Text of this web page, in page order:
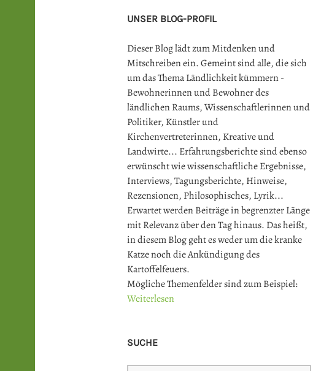
UNSER BLOG-PROFIL
Dieser Blog lädt zum Mitdenken und
Mitschreiben ein. Gemeint sind alle, die sich
um das Thema Ländlichkeit kümmern -
Bewohnerinnen und Bewohner des
ländlichen Raums, Wissenschaftlerinnen und
Politiker, Künstler und
Kirchenvertreterinnen, Kreative und
Landwirte... Erfahrungsberichte sind ebenso
erwünscht wie wissenschaftliche Ergebnisse,
Interviews, Tagungsberichte, Hinweise,
Rezensionen, Philosophisches, Lyrik...
Erwartet werden Beiträge in begrenzter Länge
mit Relevanz über den Tag hinaus. Das heißt,
in diesem Blog geht es weder um die kranke
Katze noch die Ankündigung des
Kartoffelfeuers.
Mögliche Themenfelder sind zum Beispiel:
Weiterlesen
SUCHE